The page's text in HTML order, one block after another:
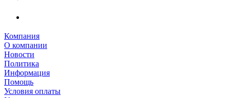
Компания
О компании
Новости
Политика
Информация
Помощь
Условия оплаты